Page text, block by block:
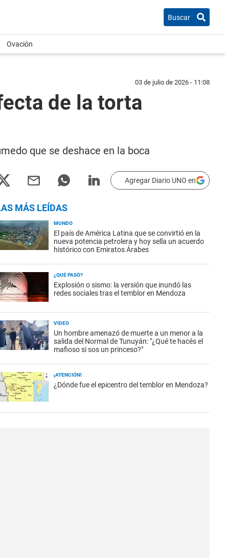
Buscar
Ovación
03 de julio de 2026 - 11:08
de la torta
que se deshace en la boca
Agregar Diario UNO en
MÁS LEÍDAS
MUNDO
El país de América Latina que se convirtió en la
nueva potencia petrolera y hoy sella un acuerdo
histórico con Emiratos Árabes
¿QUÉ PASÓ?
Explosión o sismo: la versión que inundó las
redes sociales tras el temblor en Mendoza
VIDEO
Un hombre amenazó de muerte a un menor a la
salida del Normal de Tunuyán: "¿Qué te hacés el
mafioso si sos un princeso?"
¡ATENCIÓN!
¿Dónde fue el epicentro del temblor en Mendoza?